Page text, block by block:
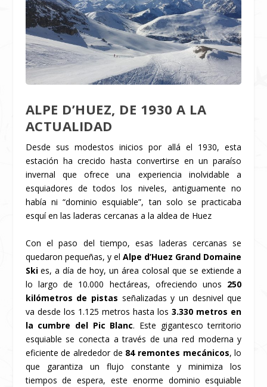
ALPE D’HUEZ, DE 1930 A LA
ACTUALIDAD
Desde sus modestos inicios por allá el 1930, esta
estación ha crecido hasta convertirse en un paraíso
invernal que ofrece una experiencia inolvidable a
esquiadores de todos los niveles, antiguamente no
había ni “dominio esquiable”, tan solo se practicaba
esquí en las laderas cercanas a la aldea de Huez
Con el paso del tiempo, esas laderas cercanas se
quedaron pequeñas, y elAlpe d’Huez Grand Domaine
Skies, a día de hoy, un área colosal que se extiende a
lo largo de 10.000 hectáreas, ofreciendo unos 250
kilómetros de pistas señalizadas y un desnivel que
va desde los 1.125 metros hasta los3.330 metros en
la cumbre del Pic Blanc. Este gigantesco territorio
esquiable se conecta a través de una red moderna y
eficiente de alrededor de 84 remontes mecánicos, lo
que garantiza un flujo constante y minimiza los
tiempos de espera, este enorme dominio esquiable